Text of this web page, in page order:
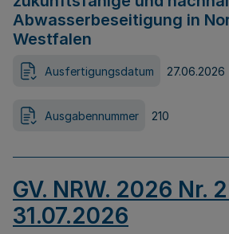
Abwasserbeseitigung in
Westfalen
Ausfertigungsdatum 27.06.2026
Ausgabennummer 210
GV. NRW. 2026 Nr.
31.07.2026